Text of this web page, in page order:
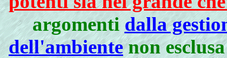
argomentidalla
dell'ambientenon